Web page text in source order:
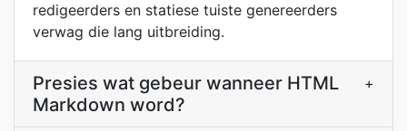
redigeerders en statiese tuiste genereerders
verwag die lang uitbreiding.
Presies wat gebeur wanneer HTML
Markdown word?
+